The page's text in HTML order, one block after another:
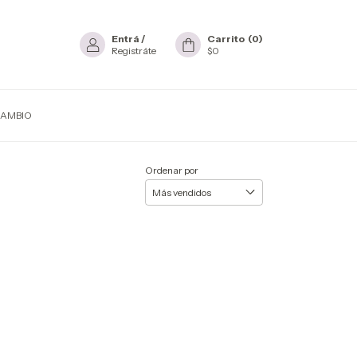
Entrá /
Registráte
Carrito (0)
$0
Ordenar por